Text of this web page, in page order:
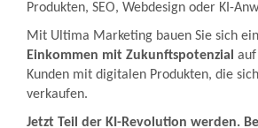
Produkten, SEO, Webdesign oder KI-
Mit Ultima Marketing bauen Sie sich
Einkommen mit Zukunftspotenzial
Kunden mit digitalen Produkten, die
verkaufen.
Jetzt Teil der KI-Revolution werden.